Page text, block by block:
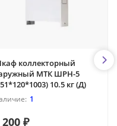
коллекторный
МТК ШРН-5
10.5 кг (Д)
1
200 ₽